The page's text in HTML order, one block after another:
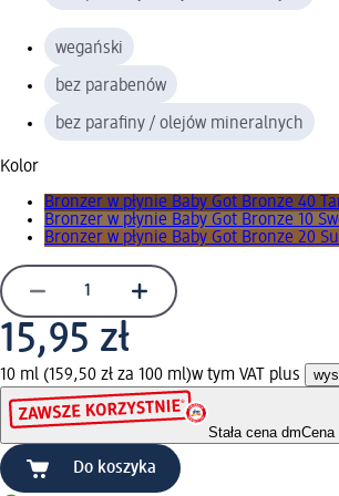
wegański
bez parabenów
bez parafiny / olejów mineralnych
Kolor
Bronzer w płynie Baby Got Bronze 40
Bronzer w płynie Baby Got Bronze 10
Bronzer w płynie Baby Got Bronze 20
15,95 zł
10 ml (159,50 zł za 100 ml)w tym VAT plus
Stała cena dmCena
Do koszyka